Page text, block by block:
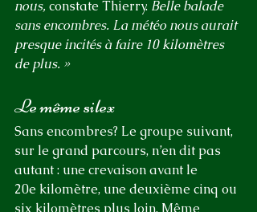
nous, constate Thierry. Belle balade
sans encombres. La météo nous aurait
presque incités à faire 10 kilomètres
de plus. »
Le même silex
Sans encombres? Le groupe suivant,
sur le grand parcours, n’en dit pas
autant : une crevaison avant le
20e kilomètre, une deuxième cinq ou
six kilomètres plus loin. Même